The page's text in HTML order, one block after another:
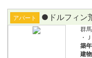
アパート ●ドルフィン
群
・
築
建